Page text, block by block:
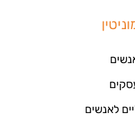
לאנשים